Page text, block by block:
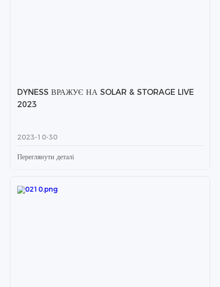
DYNESS ВРАЖУЄ НА SOLAR & STORAGE LIVE
2023
2023-10-30
Переглянути деталі